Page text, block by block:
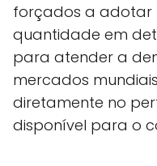
forçados a adotar
quantidade em
para atender a
mercados
diretamente no
disponível para o